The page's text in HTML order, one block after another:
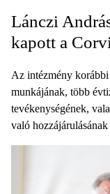
Lánczi
kapott a
Az intézmény
munkájának, több
tevékenységének,
való